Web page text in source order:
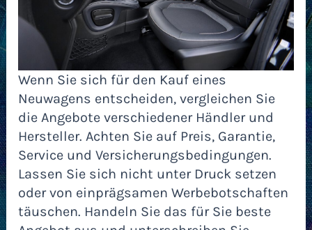
Wenn Sie sich für den Kauf eines
Neuwagens entscheiden, vergleichen Sie
die Angebote verschiedener Händler und
Hersteller. Achten Sie auf Preis, Garantie,
Service und Versicherungsbedingungen.
Lassen Sie sich nicht unter Druck setzen
oder von einprägsamen Werbebotschaften
täuschen. Handeln Sie das für Sie beste